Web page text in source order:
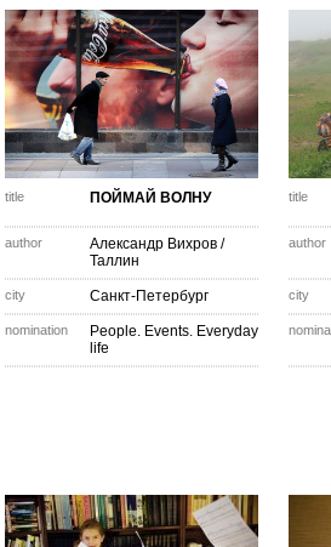
title ПОЙМАЙ ВОЛНУ
author Александр Вихров /
Таллин
city Санкт-Петербург
nomination
People. Events. Everyday
life
title
author
city